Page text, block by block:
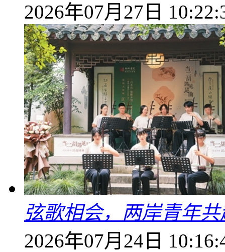
2026年07月27日
弦歌相会，两岸青年
2026年07月24日